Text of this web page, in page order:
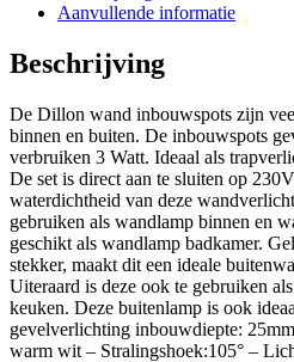
Aanvullende informatie
Beschrijving
De Dillon wand inbouwspots zijn
binnen en buiten. De inbouwspots
verbruiken 3 Watt. Ideaal als
De set is direct aan te sluiten op
waterdichtheid van deze
gebruiken als wandlamp binnen en
geschikt als wandlamp badkamer.
stekker, maakt dit een ideale
Uiteraard is deze ook te gebruiken
keuken. Deze buitenlamp is ook
gevelverlichting inbouwdiepte:
warm wit – Stralingshoek:105° –